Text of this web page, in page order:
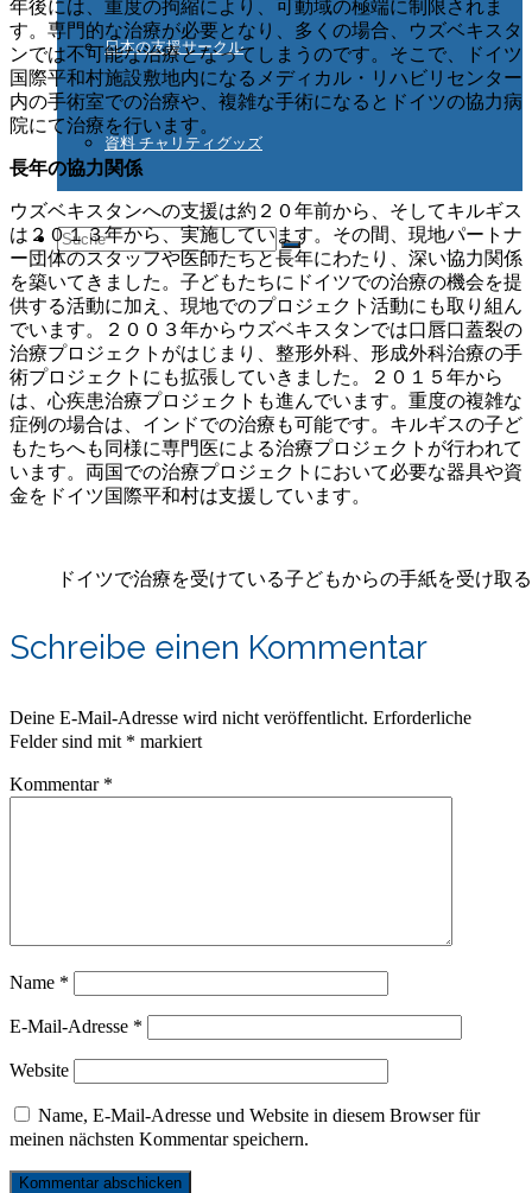
日本の支援サークル
資料 チャリティグッズ
Suche
nach:
年後には、重度の拘縮により、可動域の極端に制限されま
す。専門的な治療が必要となり、多くの場合、ウズベキスタ
ンでは不可能な治療となってしまうのです。そこで、ドイツ
国際平和村施設敷地内になるメディカル・リハビリセンター
内の手術室での治療や、複雑な手術になるとドイツの協力病
院にて治療を行います。
長年の協力関係
ウズベキスタンへの支援は約２０年前から、そしてキルギス
は２０１３年から、実施しています。その間、現地パートナ
ー団体のスタッフや医師たちと長年にわたり、深い協力関係
を築いてきました。子どもたちにドイツでの治療の機会を提
供する活動に加え、現地でのプロジェクト活動にも取り組ん
でいます。２００３年からウズベキスタンでは口唇口蓋裂の
治療プロジェクトがはじまり、整形外科、形成外科治療の手
術プロジェクトにも拡張していきました。２０１５年から
は、心疾患治療プロジェクトも進んでいます。重度の複雑な
症例の場合は、インドでの治療も可能です。キルギスの子ど
もたちへも同様に専門医による治療プロジェクトが行われて
います。両国での治療プロジェクトにおいて必要な器具や資
金をドイツ国際平和村は支援しています。
ドイツで治療を受けている子どもからの手紙を受け取る
Schreibe einen Kommentar
Deine E-Mail-Adresse wird nicht veröffentlicht. Erforderliche
Felder sind mit * markiert
Kommentar *
Name *
E-Mail-Adresse *
Website
Name, E-Mail-Adresse und Website in diesem Browser für
meinen nächsten Kommentar speichern.